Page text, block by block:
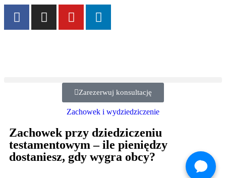
Zarezerwuj konsultację
Zachowek i wydziedziczenie
Zachowek przy dziedziczeniu
testamentowym – ile pieniędzy
dostaniesz, gdy wygra obcy?